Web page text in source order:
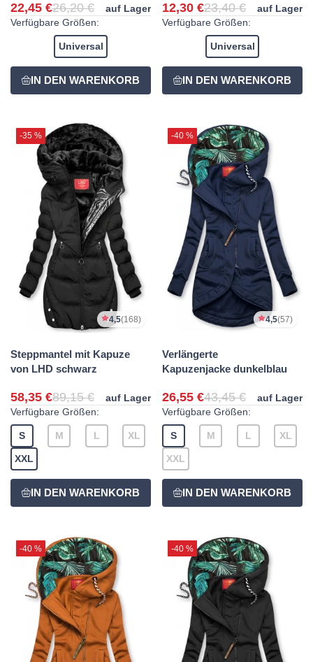
22,45 €26,20 €
auf Lager
Verfügbare Größen:
Universal
12,30 €23,40 €
auf Lager
Verfügbare Größen:
Universal
-35 %
4,5(168)
Steppmantel mit Kapuze
von LHD schwarz
58,35 €89,15 €
auf Lager
Verfügbare Größen:
S M L XL
XXL
-40 %
4,5(57)
Verlängerte
Kapuzenjacke dunkelblau
26,55 €43,45 €
auf Lager
Verfügbare Größen:
S M L XL
XXL
-40 % -40 %